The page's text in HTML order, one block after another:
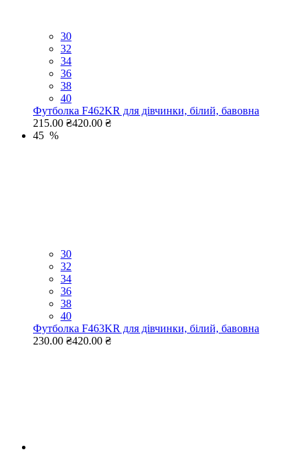
30
32
34
36
38
40
Футболка F462KR для дівчинки, білий, бавовна
215.00 ₴420.00 ₴
45 %
30
32
34
36
38
40
Футболка F463KR для дівчинки, білий, бавовна
230.00 ₴420.00 ₴